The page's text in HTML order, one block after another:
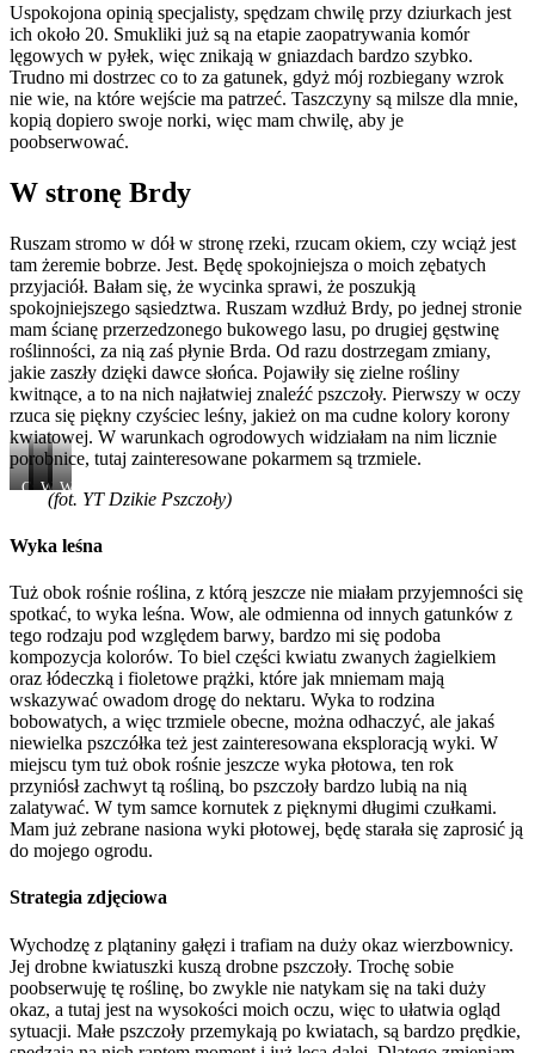
nogi
na
słonecznych
rozdrożach
czy
przydrożach…
mi
tylko
widok
końca
swojego
odwłoka
kwiatkiem
u
wyjścia
😉
–
taszczyn
pszczeli
Uspokojona opinią specjalisty, spędzam chwilę przy dziurkach jest
ich około 20. Smukliki już są na etapie zaopatrywania komór
lęgowych w pyłek, więc znikają w gniazdach bardzo szybko.
Trudno mi dostrzec co to za gatunek, gdyż mój rozbiegany wzrok
nie wie, na które wejście ma patrzeć. Taszczyny są milsze dla mnie,
kopią dopiero swoje norki, więc mam chwilę, aby je
poobserwować.
W stronę Brdy
Ruszam stromo w dół w stronę rzeki, rzucam okiem, czy wciąż jest
tam żeremie bobrze. Jest. Będę spokojniejsza o moich zębatych
przyjaciół. Bałam się, że wycinka sprawi, że poszukją
spokojniejszego sąsiedztwa. Ruszam wzdłuż Brdy, po jednej stronie
mam ścianę przerzedzonego bukowego lasu, po drugiej gęstwinę
roślinności, za nią zaś płynie Brda. Od razu dostrzegam zmiany,
jakie zaszły dzięki dawce słońca. Pojawiły się zielne rośliny
kwitnące, a to na nich najłatwiej znaleźć pszczoły. Pierwszy w oczy
rzuca się piękny czyściec leśny, jakież on ma cudne kolory korony
kwiatowej. W warunkach ogrodowych widziałam na nim licznie
porobnice, tutaj zainteresowane pokarmem są trzmiele.
Czyściec
leśny
Wyka
leśna
Wyka
leśna
Wyka
płotowa
(fot. YT Dzikie Pszczoły)
Wyka leśna
Tuż obok rośnie roślina, z którą jeszcze nie miałam przyjemności się
spotkać, to wyka leśna. Wow, ale odmienna od innych gatunków z
tego rodzaju pod względem barwy, bardzo mi się podoba
kompozycja kolorów. To biel części kwiatu zwanych żagielkiem
oraz łódeczką i fioletowe prążki, które jak mniemam mają
wskazywać owadom drogę do nektaru. Wyka to rodzina
bobowatych, a więc trzmiele obecne, można odhaczyć, ale jakaś
niewielka pszczółka też jest zainteresowana eksploracją wyki. W
miejscu tym tuż obok rośnie jeszcze wyka płotowa, ten rok
przyniósł zachwyt tą rośliną, bo pszczoły bardzo lubią na nią
zalatywać. W tym samce kornutek z pięknymi długimi czułkami.
Mam już zebrane nasiona wyki płotowej, będę starała się zaprosić ją
do mojego ogrodu.
Strategia zdjęciowa
Wychodzę z plątaniny gałęzi i trafiam na duży okaz wierzbownicy.
Jej drobne kwiatuszki kuszą drobne pszczoły. Trochę sobie
poobserwuję tę roślinę, bo zwykle nie natykam się na taki duży
okaz, a tutaj jest na wysokości moich oczu, więc to ułatwia ogląd
sytuacji. Małe pszczoły przemykają po kwiatach, są bardzo prędkie,